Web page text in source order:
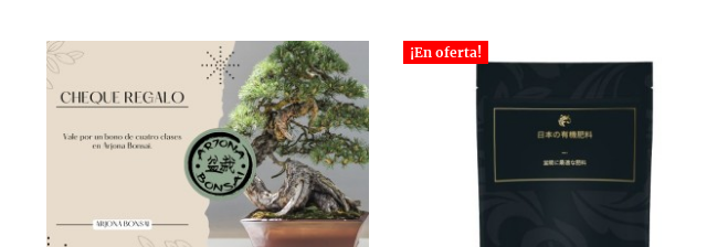
¡En oferta!